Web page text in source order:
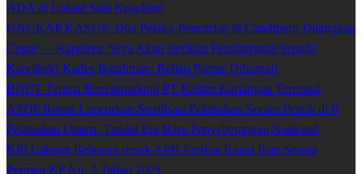
ADA di Lokasi Saat Kejadian!
UNGKAP KASUS: Dua Pelaku Pencurian di Candipuro Ditangkap
Cepat — Kapolres: Saya Akan Berikan Penghargaan kepada
Kapolsek! Kades Batuliman: Beliau Pantas Dihargai!
BNCT Terima Benchmarking PT Kaltim Kariangau Terminal
ASDP Resmi Luncurkan Sterilisasi Pelabuhan Secara Penuh di 6
Pelabuhan Utama, Tandai Era Baru Penyeberangan Nasional
KPI Cabang Belawan desak APH Periksa Kapal Ikan Sesuai
Permen KP No. 3 Tahun 2021